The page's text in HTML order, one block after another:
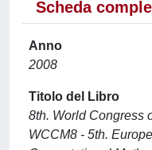
Scheda
Anno
2008
Titolo del Libro
8th. World Congress
WCCM8 - 5th.